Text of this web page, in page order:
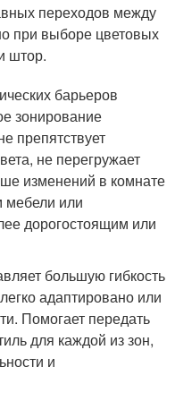
переходов между
при выборе цветовых
штор.
барьеров
зонирование
препятствует
не перегружает
изменений в комнате
мебели или
дорогостоящим или
большую гибкость
адаптировано или
Помогает передать
для каждой из зон,
и